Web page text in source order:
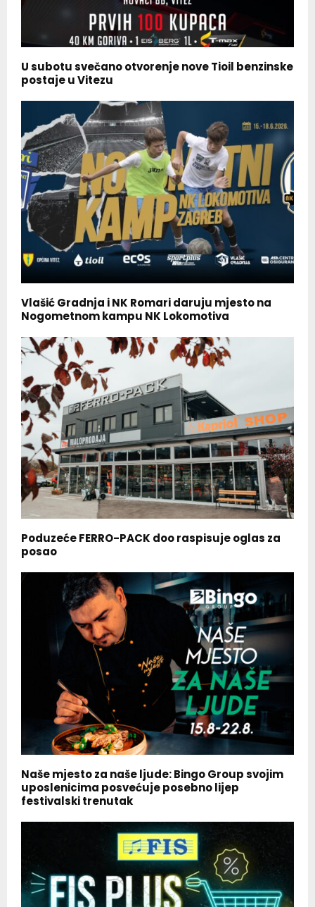
U subotu svečano otvorenje nove Tioil benzinske
postaje u Vitezu
Vlašić Gradnja i NK Romari daruju mjesto na
Nogometnom kampu NK Lokomotiva
Poduzeće FERRO-PACK doo raspisuje oglas za
posao
Naše mjesto za naše ljude: Bingo Group svojim
uposlenicima posvećuje posebno lijep
festivalski trenutak